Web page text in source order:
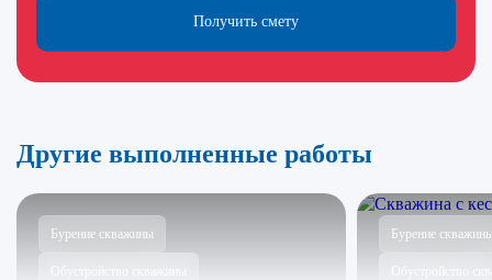
Получить смету
Другие выполненные работы
Бурение скважины Бурение
Обустройство